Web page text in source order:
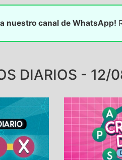
a nuestro canal de WhatsApp!
DIARIOS - 12/